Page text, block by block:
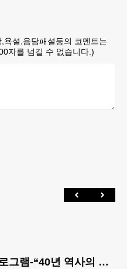
욕설,음담패설등의 코멘트는
자를 넘길 수 없습니다.)
■ 화제의 여행 프로그램-“40년 역사의 신뢰… 서유럽 8개국 13일 대장정”